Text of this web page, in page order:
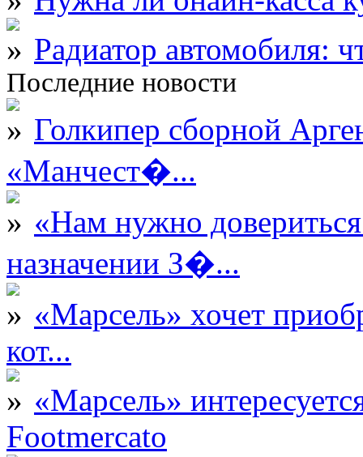
Радиатор автомобиля:
Последние новости
Голкипер сборной
«Манчест�...
«Нам нужно
назначении З�...
«Марсель» хочет
кот...
«Марсель»
Footmercato